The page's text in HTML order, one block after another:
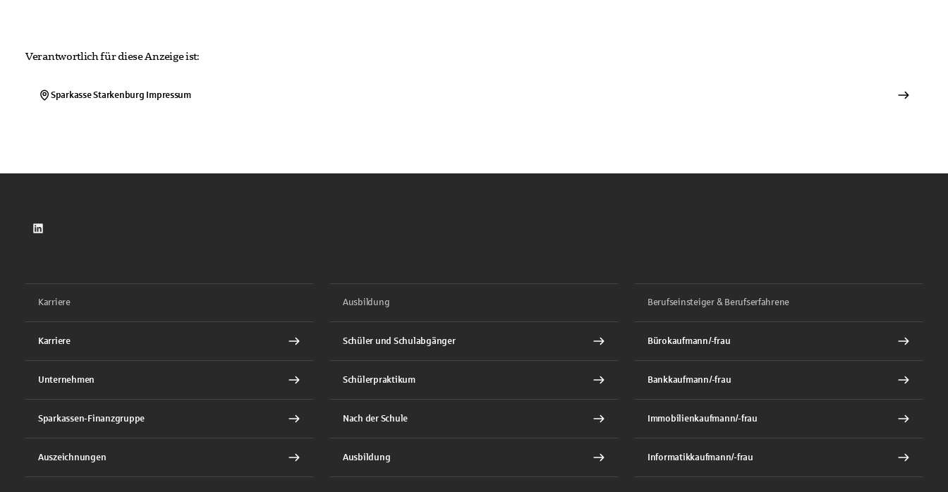
Verantwortlich für diese Anzeige ist:
Sparkasse Starkenburg Impressum
LinkedIn
Karriere
Karriere
Unternehmen
Sparkassen-Finanzgruppe
Auszeichnungen
Ausbildung
Schüler und Schulabgänger
Schülerpraktikum
Nach der Schule
Ausbildung
Berufseinsteiger & Berufserfahrene
Bürokaufmann/-frau
Bankkaufmann/-frau
Immobilienkaufmann/-frau
Informatikkaufmann/-frau